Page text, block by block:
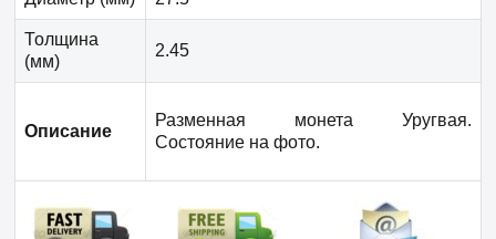
Толщина
(мм)
2.45
Описание
Разменная монета Уругвая.
Состояние на фото.